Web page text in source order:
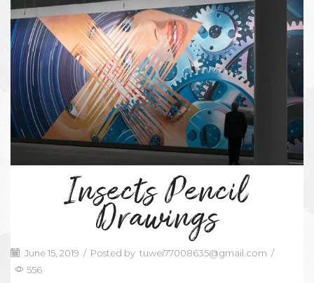
Insects Pencil
Drawings
June 15, 2019 / Posted by tuwei77008635@gmail.com /
556